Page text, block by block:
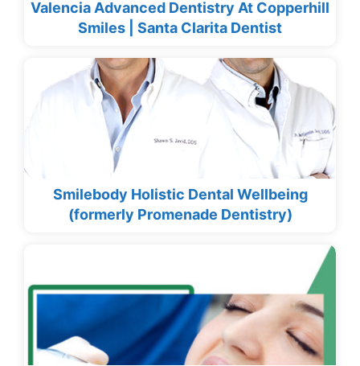
Valencia Advanced Dentistry At Copperhill
Smiles | Santa Clarita Dentist
Smilebody Holistic Dental Wellbeing
(formerly Promenade Dentistry)